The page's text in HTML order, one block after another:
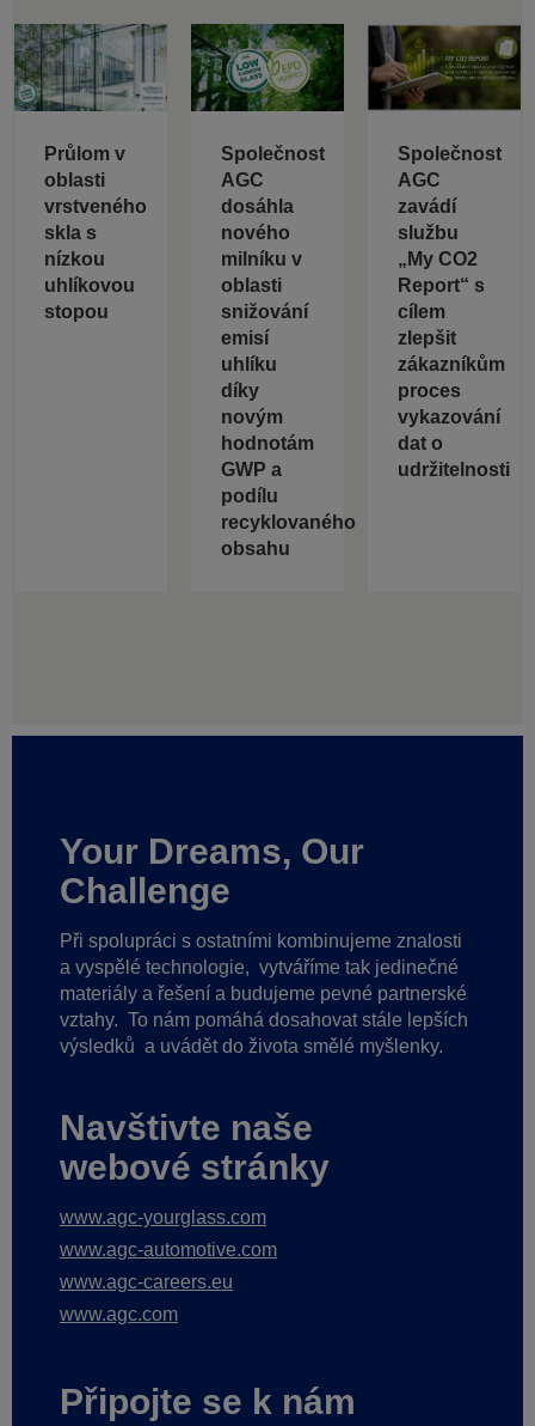
Průlom v
oblasti
vrstveného
skla s
nízkou
uhlíkovou
stopou
Společnost
AGC
dosáhla
nového
milníku v
oblasti
snižování
emisí
uhlíku
díky
novým
hodnotám
GWP a
podílu
recyklovaného
obsahu
Společnost
AGC
zavádí
službu
„My CO2
Report“ s
cílem
zlepšit
zákazníkům
proces
vykazování
dat o
udržitelnosti
Your Dreams, Our
Challenge
Při spolupráci s ostatními kombinujeme znalosti
a vyspělé technologie, vytváříme tak jedinečné
materiály a řešení a budujeme pevné partnerské
vztahy. To nám pomáhá dosahovat stále lepších
výsledků a uvádět do života smělé myšlenky.
Navštivte naše
webové stránky
www.agc-yourglass.com
www.agc-automotive.com
www.agc-careers.eu
www.agc.com
Připojte se k nám